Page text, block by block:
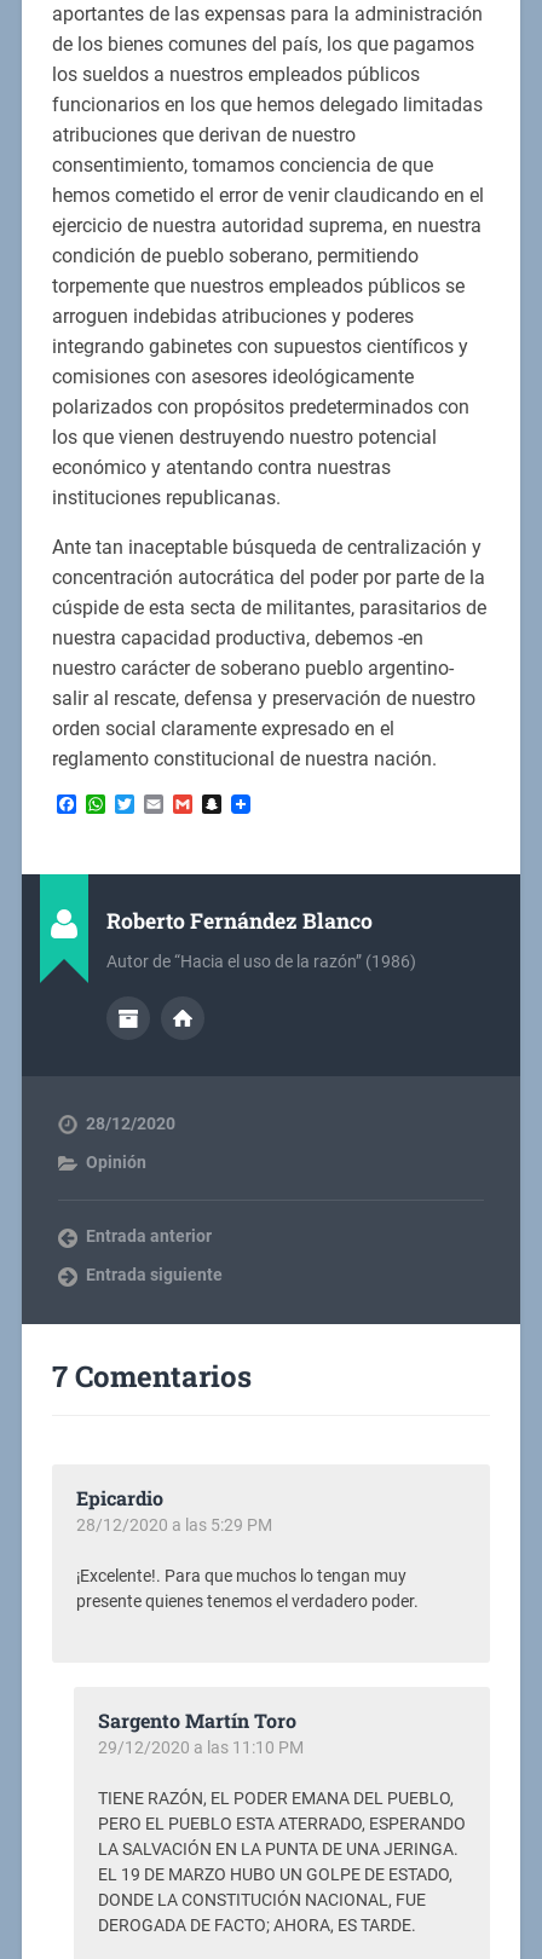
aportantes de las expensas para la administración
de los bienes comunes del país, los que pagamos
los sueldos a nuestros empleados públicos
funcionarios en los que hemos delegado limitadas
atribuciones que derivan de nuestro
consentimiento, tomamos conciencia de que
hemos cometido el error de venir claudicando en el
ejercicio de nuestra autoridad suprema, en nuestra
condición de pueblo soberano, permitiendo
torpemente que nuestros empleados públicos se
arroguen indebidas atribuciones y poderes
integrando gabinetes con supuestos científicos y
comisiones con asesores ideológicamente
polarizados con propósitos predeterminados con
los que vienen destruyendo nuestro potencial
económico y atentando contra nuestras
instituciones republicanas.
Ante tan inaceptable búsqueda de centralización y
concentración autocrática del poder por parte de la
cúspide de esta secta de militantes, parasitarios de
nuestra capacidad productiva, debemos -en
nuestro carácter de soberano pueblo argentino-
salir al rescate, defensa y preservación de nuestro
orden social claramente expresado en el
reglamento constitucional de nuestra nación.
Facebook
WhatsApp
Twitter
EmailGmailSnapchat
Roberto Fernández Blanco
Autor de “Hacia el uso de la razón” (1986)
28/12/2020
Opinión
Entrada anterior
Entrada siguiente
7 Comentarios
Epicardio
28/12/2020 a las 5:29 PM
¡Excelente!. Para que muchos lo tengan muy
presente quienes tenemos el verdadero poder.
Sargento Martín Toro
29/12/2020 a las 11:10 PM
TIENE RAZÓN, EL PODER EMANA DEL PUEBLO,
PERO EL PUEBLO ESTA ATERRADO, ESPERANDO
LA SALVACIÓN EN LA PUNTA DE UNA JERINGA.
EL 19 DE MARZO HUBO UN GOLPE DE ESTADO,
DONDE LA CONSTITUCIÓN NACIONAL, FUE
DEROGADA DE FACTO; AHORA, ES TARDE.